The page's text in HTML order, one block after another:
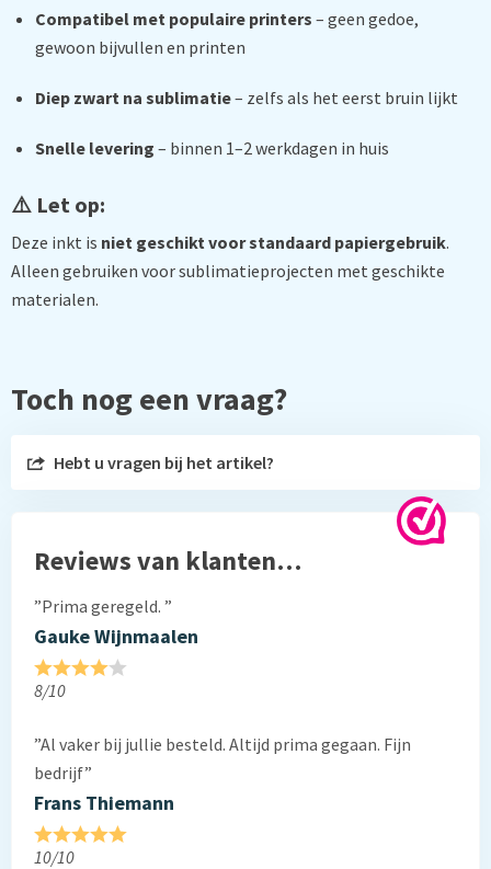
Compatibel met populaire printers – geen gedoe,
gewoon bijvullen en printen
Diep zwart na sublimatie– zelfs als het eerst bruin lijkt
Snelle levering – binnen 1–2 werkdagen in huis
⚠️ Let op:
Deze inkt is niet geschikt voor standaard papiergebruik.
Alleen gebruiken voor sublimatieprojecten met geschikte
materialen.
Toch nog een vraag?
Hebt u vragen bij het artikel?
Reviews van klanten…
”Prima geregeld. ”
Gauke Wijnmaalen
8/10
”Al vaker bij jullie besteld. Altijd prima gegaan. Fijn
bedrijf”
Frans Thiemann
10/10